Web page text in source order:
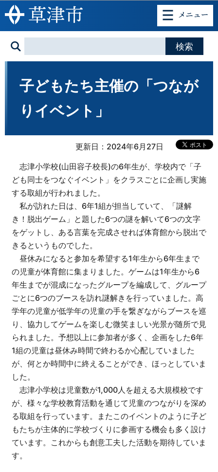
このページの本文へ移動
子どもたち主催の「つなが
りイベント」
更新日：2024年6月27日
志津小学校(山田容子校長)の6年生が、学校内で「子
ども同士をつなぐイベント」をクラスごとに企画し実施
する取組が行われました。
私が訪れた日は、6年1組が担当していて、「謎解
き！脱出ゲーム」と題した6つの謎を解いて6つの文字
をゲットし、ある言葉を完成させれば体育館から脱出で
きるというものでした。
昼休みになると参加を希望する1年生から6年生まで
の児童が体育館に集まりました。ゲームは1年生から6
年生までが混成になったグループを編成して、グループ
ごとに6つのブースを訪れ謎解きを行っていました。高
学年の児童が低学年の児童の手を繋ぎながらブースを巡
り、協力してゲームを楽しむ微笑ましい光景が随所で見
られました。予想以上に参加者が多く、企画をした6年
1組の児童は昼休み時間で終わるか心配していました
が、何とか時間中に終えることができ、ほっとしていま
した。
志津小学校は児童数が1,000人を超える大規模校です
が、様々な学校教育活動を通じて児童のつながりを深め
る取組を行っています。またこのイベントのように子ど
もたちが主体的に学校づくりに参画する機会も多く設け
ています。これからも創意工夫した活動を期待していま
す。